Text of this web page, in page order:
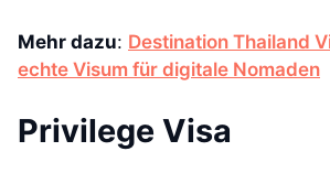
Mehr dazu: Destination Thailand
echte Visum für digitale Nomaden
Privilege Visa